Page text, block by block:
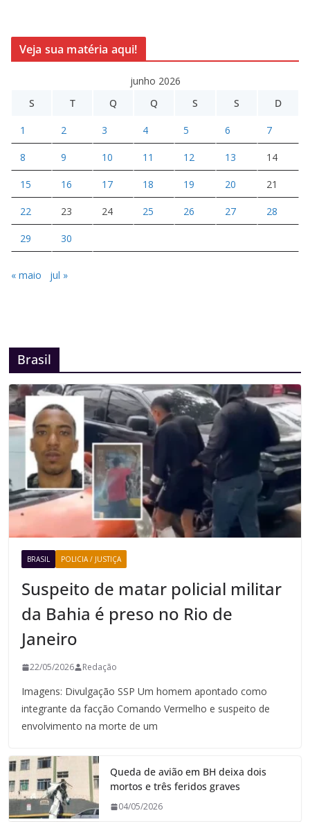
Veja sua matéria aqui!
junho 2026
S
T Q Q S S D
1 2 3 4 5 6 7
8 9 10 11 12 13 14
15 16 17 18 19 20 21
22 23 24 25 26 27 28
29 30
« maio jul »
Brasil
BRASIL POLICIA / JUSTIÇA
Suspeito de matar policial militar
da Bahia é preso no Rio de
Janeiro
22/05/2026 Redação
Imagens: Divulgação SSP Um homem apontado como
integrante da facção Comando Vermelho e suspeito de
envolvimento na morte de um
Queda de avião em BH deixa dois
mortos e três feridos graves
04/05/2026